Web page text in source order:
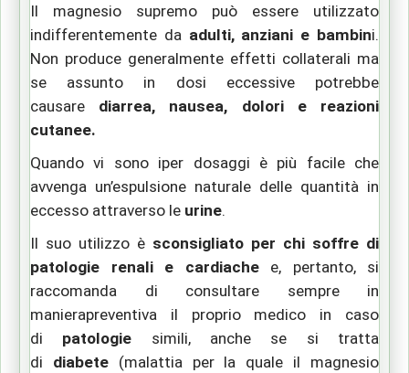
Il magnesio supremo può essere utilizzato
indifferentemente da adulti, anziani e bambini.
Non produce generalmente effetti collaterali ma
se assunto in dosi eccessive potrebbe
causare diarrea, nausea, dolori e reazioni
cutanee.
Quando vi sono iper dosaggi è più facile che
avvenga un’espulsione naturale delle quantità in
eccesso attraverso le urine.
Il suo utilizzo è sconsigliato per chi soffre di
patologie renali e cardiachee, pertanto,si
raccomanda di consultare sempre in
manierapreventiva il proprio medico in caso
di
patologie simili, anche se si tratta
di
diabete
(malattia per la quale il magnesio